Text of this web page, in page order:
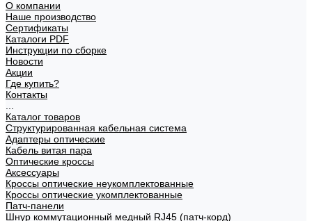
О компании
Наше производство
Сертификаты
Каталоги PDF
Инструкции по сборке
Новости
Акции
Где купить?
Контакты
Каталог товаров
Структурированная кабельная система
Адаптеры оптические
Кабель витая пара
Оптические кроссы
Аксессуары
Кроссы оптические неукомплектованные
Кроссы оптические укомплектованные
Патч-панели
Шнур коммутационный медный RJ45 (патч-корд)